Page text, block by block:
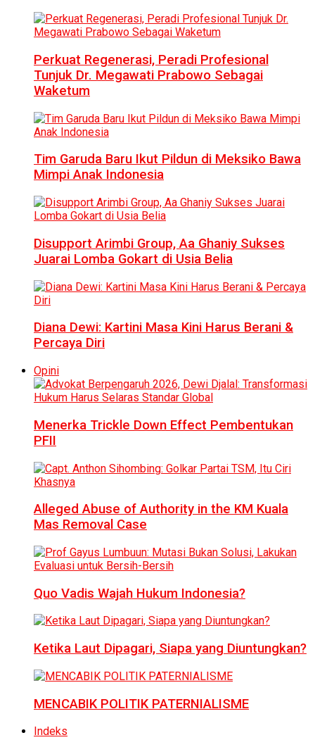
Perkuat Regenerasi, Peradi Profesional
Tunjuk Dr. Megawati Prabowo Sebagai
Waketum
Tim Garuda Baru Ikut Pildun di Meksiko Bawa
Mimpi Anak Indonesia
Disupport Arimbi Group, Aa Ghaniy Sukses
Juarai Lomba Gokart di Usia Belia
Diana Dewi: Kartini Masa Kini Harus Berani &
Percaya Diri
Opini
Menerka Trickle Down Effect Pembentukan
PFII
Alleged Abuse of Authority in the KM Kuala
Mas Removal Case
Quo Vadis Wajah Hukum Indonesia?
Ketika Laut Dipagari, Siapa yang Diuntungkan?
MENCABIK POLITIK PATERNIALISME
Indeks